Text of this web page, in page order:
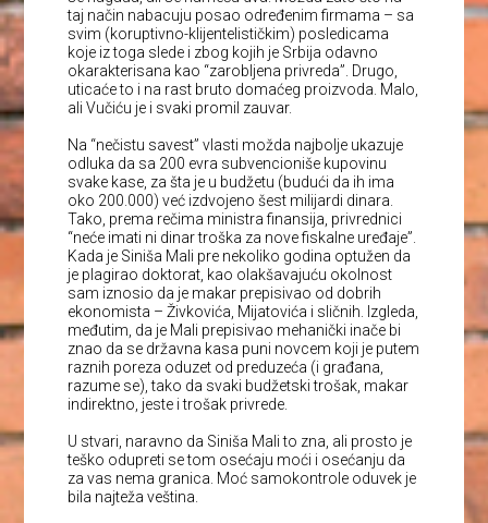
taj način nabacuju posao određenim firmama – sa
svim (koruptivno-klijentelističkim) posledicama
koje iz toga slede i zbog kojih je Srbija odavno
okarakterisana kao “zarobljena privreda”. Drugo,
uticaće to i na rast bruto domaćeg proizvoda. Malo,
ali Vučiću je i svaki promil zauvar.
Na “nečistu savest” vlasti možda najbolje ukazuje
odluka da sa 200 evra subvencioniše kupovinu
svake kase, za šta je u budžetu (budući da ih ima
oko 200.000) već izdvojeno šest milijardi dinara.
Tako, prema rečima ministra finansija, privrednici
“neće imati ni dinar troška za nove fiskalne uređaje”.
Kada je Siniša Mali pre nekoliko godina optužen da
je plagirao doktorat, kao olakšavajuću okolnost
sam iznosio da je makar prepisivao od dobrih
ekonomista – Živkovića, Mijatovića i sličnih. Izgleda,
međutim, da je Mali prepisivao mehanički inače bi
znao da se državna kasa puni novcem koji je putem
raznih poreza oduzet od preduzeća (i građana,
razume se), tako da svaki budžetski trošak, makar
indirektno, jeste i trošak privrede.
U stvari, naravno da Siniša Mali to zna, ali prosto je
teško odupreti se tom osećaju moći i osećanju da
za vas nema granica. Moć samokontrole oduvek je
bila najteža veština.